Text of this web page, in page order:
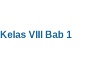
VIII Bab 1